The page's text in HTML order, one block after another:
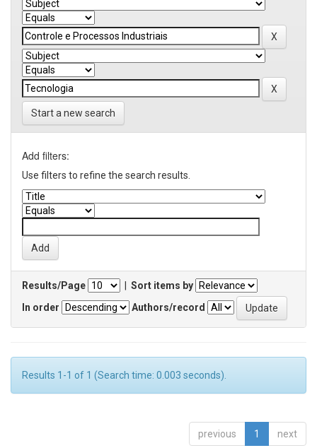
Start a new search
Add filters:
Use filters to refine the search results.
Results/Page
Sort items by
In order
Authors/record
Results 1-1 of 1 (Search time: 0.003 seconds).
previous 1 next